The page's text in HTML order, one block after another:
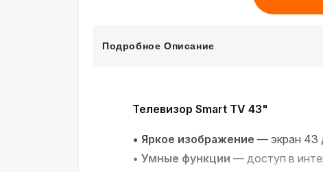
Подробное Описание
Телевизор Smart TV 43"
• Яркое изображение — экран 43
• Умные функции — доступ в